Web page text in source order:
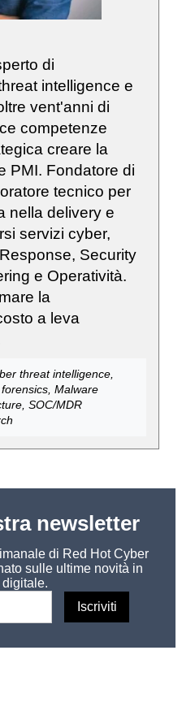
di
intelligence e
vent'anni di
competenze
creare la
PMI. Fondatore di
tecnico per
nella delivery e
servizi cyber,
Security
e Operatività.
la
a leva
threat intelligence,
Malware
SOC/MDR
newsletter
di Red Hot Cyber
sulle ultime novità in